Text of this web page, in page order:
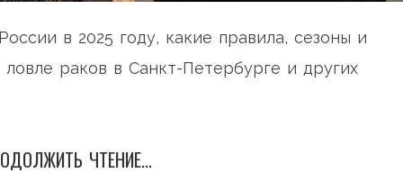
в 2025 году, какие правила, сезоны и
раков в Санкт-Петербурге и других
ЧТЕНИЕ...